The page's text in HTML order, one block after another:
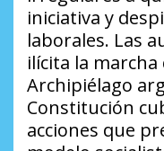
iniciativa y
laborales. Las
ilícita la
Archipiélago
Constitución
acciones que